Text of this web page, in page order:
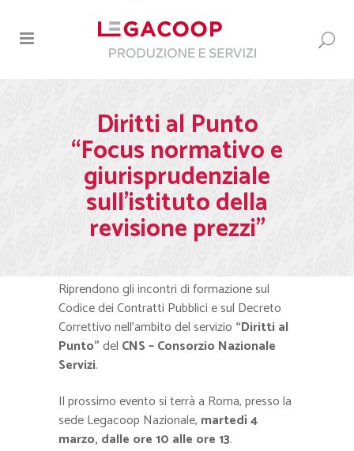
Diritti al Punto
“Focus normativo e
giurisprudenziale
sull’istituto della
revisione prezzi”
Riprendono gli incontri di formazione sul
Codice dei Contratti Pubblici e sul Decreto
Correttivo nell’ambito del servizio “Diritti al
Punto”del CNS – Consorzio Nazionale
Servizi.
Il prossimo evento si terrà a Roma, presso la
sede Legacoop Nazionale, martedì 4
marzo, dalle ore 10 alle ore 13.